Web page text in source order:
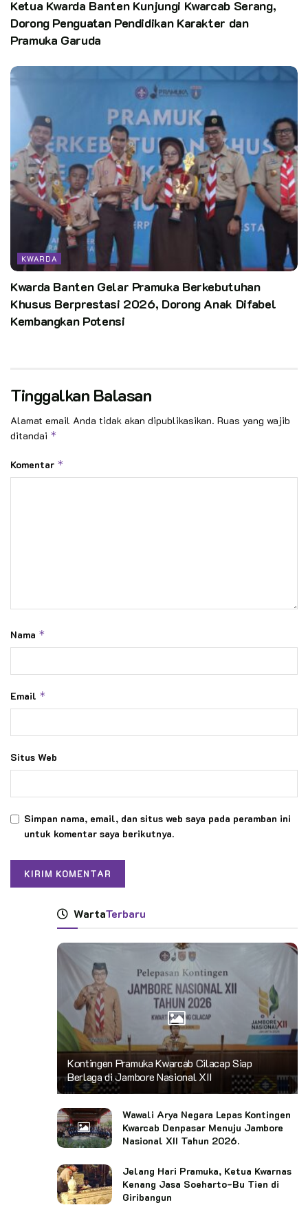
Ketua Kwarda Banten Kunjungi Kwarcab Serang,
Dorong Penguatan Pendidikan Karakter dan
Pramuka Garuda
KWARDA
Kwarda Banten Gelar Pramuka Berkebutuhan
Khusus Berprestasi 2026, Dorong Anak Difabel
Kembangkan Potensi
Tinggalkan Balasan
Alamat email Anda tidak akan dipublikasikan. Ruas yang wajib
ditandai *
Komentar *
Nama *
Email *
Situs Web
Simpan nama, email, dan situs web saya pada peramban ini
untuk komentar saya berikutnya.
WartaTerbaru
Kontingen Pramuka Kwarcab Cilacap Siap
Berlaga di Jambore Nasional XII
Wawali Arya Negara Lepas Kontingen
Kwarcab Denpasar Menuju Jambore
Nasional XII Tahun 2026.
Jelang Hari Pramuka, Ketua Kwarnas
Kenang Jasa Soeharto-Bu Tien di
Giribangun